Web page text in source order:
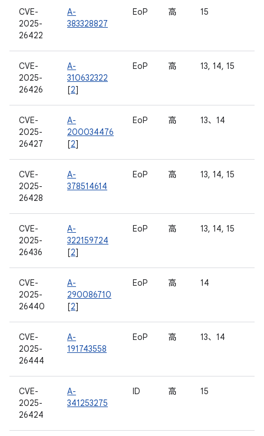
CVE-
2025-
26422
A-
383328827
EoP 高 15
CVE-
2025-
26426
A-
310632322
[2]
EoP 高 13, 14, 15
CVE-
2025-
26427
A-
200034476
[2]
EoP 高 13、14
CVE-
2025-
26428
A-
378514614
EoP 高 13, 14, 15
CVE-
2025-
26436
A-
322159724
[2]
EoP 高 13, 14, 15
CVE-
2025-
26440
A-
290086710
[2]
EoP 高 14
CVE-
2025-
26444
A-
191743558
EoP 高 13、14
CVE-
2025-
26424
A-
341253275
ID 高 15